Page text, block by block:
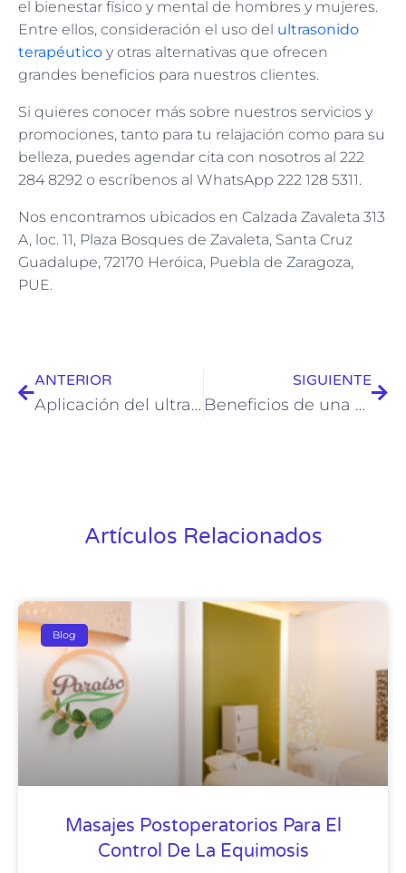
el bienestar físico y mental de hombres y mujeres.
Entre ellos, consideración el uso del ultrasonido
terapéutico y otras alternativas que ofrecen
grandes beneficios para nuestros clientes.
Si quieres conocer más sobre nuestros servicios y
promociones, tanto para tu relajación como para su
belleza, puedes agendar cita con nosotros al 222
284 8292 o escríbenos al WhatsApp 222 128 5311.
Nos encontramos ubicados en Calzada Zavaleta 313
A, loc. 11, Plaza Bosques de Zavaleta, Santa Cruz
Guadalupe, 72170 Heróica, Puebla de Zaragoza,
PUE.
ANTERIOR
Aplicación del ultrasonido en medicina estética: Efectividad y seguridad
SIGUIENTE
Beneficios de una escapada para disfrutar un spa para parejas
Artículos Relacionados
Blog
Masajes Postoperatorios Para El
Control De La Equimosis